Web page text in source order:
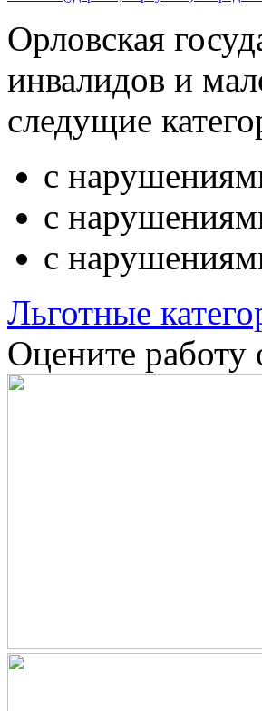
Орловская
инвалидов и
следущие
с
с
с
Льготные
Оцените работу